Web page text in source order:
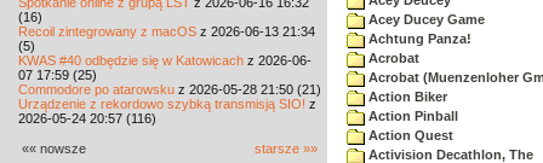
(16)
Recoil zintegrowany z macOS z 2026-06-13 21:34
(5)
KWAS #40 odbędzie się w Katowicach z 2026-06-
07 17:59 (25)
Commodore po atarowsku z 2026-05-28 21:50 (21)
Urządzenie z rekordowo szybką transmisją SIO! z
2026-05-24 20:57 (116)
«« nowsze starsze »»
Acey Ducey Game
Achtung Panza!
Acrobat
Acrobat (Muenzenloher
Action Biker
Action Pinball
Action Quest
Activision Decathlon, The